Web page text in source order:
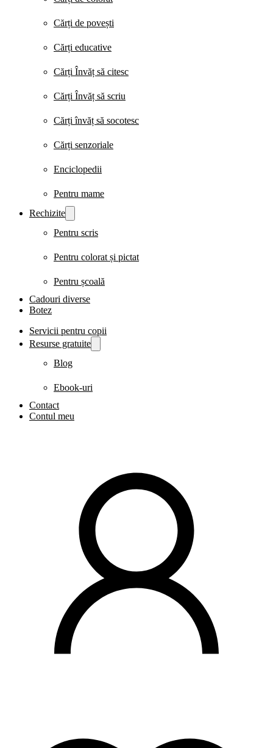
Cărți de povești
Cărți educative
Cărți Învăț să citesc
Cărți Învăț să scriu
Cărți învăț să socotesc
Cărți senzoriale
Enciclopedii
Pentru mame
Rechizite
Pentru scris
Pentru colorat și pictat
Pentru școală
Cadouri diverse
Botez
Servicii pentru copii
Resurse gratuite
Blog
Ebook-uri
Contact
Contul meu